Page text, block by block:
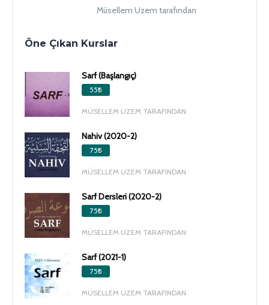
Müsellem Uzem tarafından
Öne Çıkan Kurslar
Sarf (Başlangıç)
55₺
MÜSELLEM UZEM TARAFINDAN
Nahiv (2020-2)
75₺
MÜSELLEM UZEM TARAFINDAN
Sarf Dersleri (2020-2)
75₺
MÜSELLEM UZEM TARAFINDAN
Sarf (2021-1)
75₺
MÜSELLEM UZEM TARAFINDAN